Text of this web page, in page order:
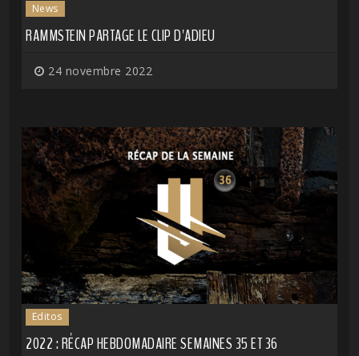
News
RAMMSTEIN PARTAGE LE CLIP D'ADIEU
24 novembre 2022
Editos
2022 : RÉCAP HEBDOMADAIRE SEMAINES 35 ET 36